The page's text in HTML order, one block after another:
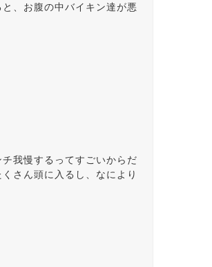
、お腹の中バイキン達が悪
我慢するってすごいからだ
さん頭に入るし、なにより